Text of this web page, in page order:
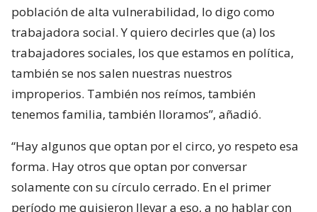
población de alta vulnerabilidad, lo digo como
trabajadora social. Y quiero decirles que (a) los
trabajadores sociales, los que estamos en política,
también se nos salen nuestras nuestros
improperios. También nos reímos, también
tenemos familia, también lloramos”, añadió.
“Hay algunos que optan por el circo, yo respeto esa
forma. Hay otros que optan por conversar
solamente con su círculo cerrado. En el primer
período me quisieron llevar a eso, a no hablar con